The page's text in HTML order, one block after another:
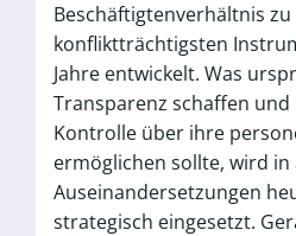
Beschäftigtenverhältnis
konfliktträchtigsten
Jahre entwickelt. Was
Transparenz schaffen
Kontrolle über ihre
ermöglichen sollte, wird
Auseinandersetzungen
strategisch eingesetzt.